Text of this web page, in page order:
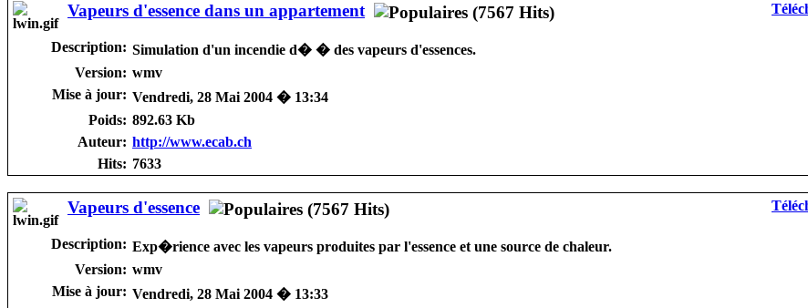
Vapeurs d'essence dans un appartement
Description: Simulation d'un incendie d� � des vapeurs d'essences.
Version: wmv
Mise à jour: Vendredi, 28 Mai 2004 � 13:34
Poids: 892.63 Kb
Auteur: http://www.ecab.ch
Hits: 7633
Vapeurs d'essence
Description: Exp�rience avec les vapeurs produites par l'essence et une source de chaleur.
Version: wmv
Mise à jour: Vendredi, 28 Mai 2004 � 13:33